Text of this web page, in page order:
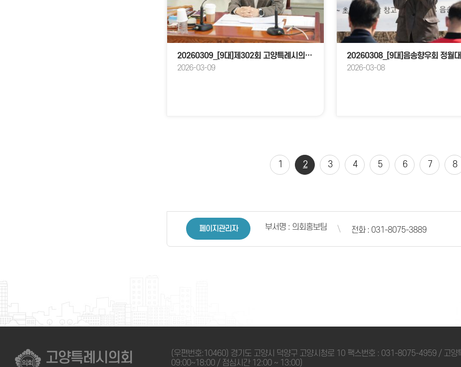
20260309_[9대]제302회 고양특례시의회 임시회_의회운영위원회
2026-03-09
2026-03-08
1 2 3 4 5 6 7 8
페이지관리자 부서명 : 의회홍보팀 전화 : 031-8075-3889
고양특례시의회 (우편번호:10460) 경기도 고양시 덕양구 고양시청로 10 팩스번호 : 031-8075-4959 / 고양
09:00~18:00 / 점심시간 12:00 ~ 13:00)